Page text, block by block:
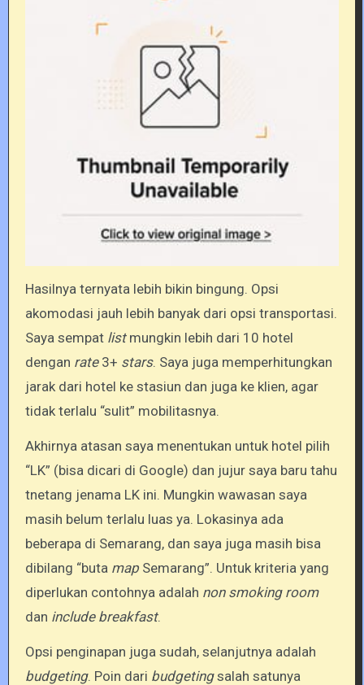
Hasilnya ternyata lebih bikin bingung. Opsi
akomodasi jauh lebih banyak dari opsi transportasi.
Saya sempat listmungkin lebih dari 10 hotel
dengan rate3+ stars. Saya juga memperhitungkan
jarak dari hotel ke stasiun dan juga ke klien, agar
tidak terlalu “sulit” mobilitasnya.
Akhirnya atasan saya menentukan untuk hotel pilih
“LK” (bisa dicari di Google) dan jujur saya baru tahu
tnetang jenama LK ini. Mungkin wawasan saya
masih belum terlalu luas ya. Lokasinya ada
beberapa di Semarang, dan saya juga masih bisa
dibilang “buta mapSemarang”. Untuk kriteria yang
diperlukan contohnya adalah non smoking room
dan include breakfast.
Opsi penginapan juga sudah, selanjutnya adalah
budgeting. Poin dari budgetingsalah satunya